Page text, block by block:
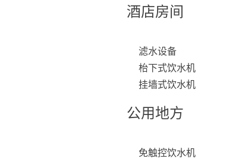
酒店房间
滤水设备
枱下式饮水机
挂墙式饮水机
公用地方
免触控饮水机